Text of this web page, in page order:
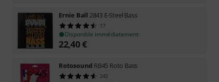
Ernie Ball 2843 E-Steel Bass
17
Disponible immédiatement
22,40€
Rotosound RB45 Roto Bass
242